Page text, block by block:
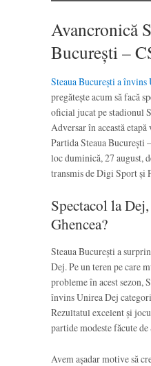
Avancronică
București –
Steaua București a
pregătește acum să facă
oficial jucat pe stadionul
Adversar în această
Partida Steaua București
loc duminică, 27 august,
transmis de Digi Sport și
Spectacol la
Ghencea?
Steaua București a
Dej. Pe un teren pe care
probleme în acest sezon,
învins Unirea Dej
Rezultatul excelent și
partide modeste făcute de
Avem așadar motive să